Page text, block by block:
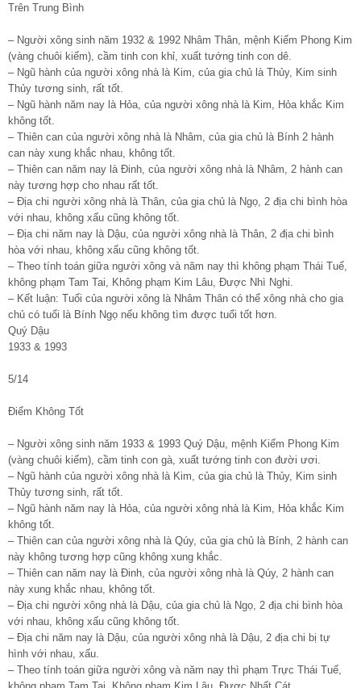
Trên Trung Bình
– Người xông sinh năm 1932 & 1992 Nhâm Thân, mệnh Kiếm Phong Kim
(vàng chuôi kiếm), cầm tinh con khỉ, xuất tướng tinh con dê.
– Ngũ hành của người xông nhà là Kim, của gia chủ là Thủy, Kim sinh
Thủy tương sinh, rất tốt.
– Ngũ hành năm nay là Hỏa, của người xông nhà là Kim, Hỏa khắc Kim
không tốt.
– Thiên can của người xông nhà là Nhâm, của gia chủ là Bính 2 hành
can này xung khắc nhau, không tốt.
– Thiên can năm nay là Đinh, của người xông nhà là Nhâm, 2 hành can
này tương hợp cho nhau rất tốt.
– Địa chi người xông nhà là Thân, của gia chủ là Ngọ, 2 địa chi bình hòa
với nhau, không xấu cũng không tốt.
– Địa chi năm nay là Dậu, của người xông nhà là Thân, 2 địa chi bình
hòa với nhau, không xấu cũng không tốt.
– Theo tính toán giữa người xông và năm nay thì không phạm Thái Tuế,
không phạm Tam Tai, Không phạm Kim Lâu, Được Nhì Nghi.
– Kết luận: Tuổi của người xông là Nhâm Thân có thể xông nhà cho gia
chủ có tuổi là Bính Ngọ nếu không tìm được tuổi tốt hơn.
Quý Dậu
1933 & 1993
5/14
Điểm Không Tốt
– Người xông sinh năm 1933 & 1993 Quý Dậu, mệnh Kiếm Phong Kim
(vàng chuôi kiếm), cầm tinh con gà, xuất tướng tinh con đười ươi.
– Ngũ hành của người xông nhà là Kim, của gia chủ là Thủy, Kim sinh
Thủy tương sinh, rất tốt.
– Ngũ hành năm nay là Hỏa, của người xông nhà là Kim, Hỏa khắc Kim
không tốt.
– Thiên can của người xông nhà là Qúy, của gia chủ là Bính, 2 hành can
này không tương hợp cũng không xung khắc.
– Thiên can năm nay là Đinh, của người xông nhà là Qúy, 2 hành can
này xung khắc nhau, không tốt.
– Địa chi người xông nhà là Dậu, của gia chủ là Ngọ, 2 địa chi bình hòa
với nhau, không xấu cũng không tốt.
– Địa chi năm nay là Dậu, của người xông nhà là Dậu, 2 địa chi bị tự
hình với nhau, xấu.
– Theo tính toán giữa người xông và năm nay thì phạm Trực Thái Tuế,